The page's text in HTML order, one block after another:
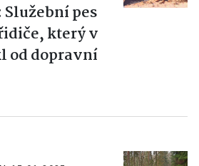
Služební pes
který v
od dopravní